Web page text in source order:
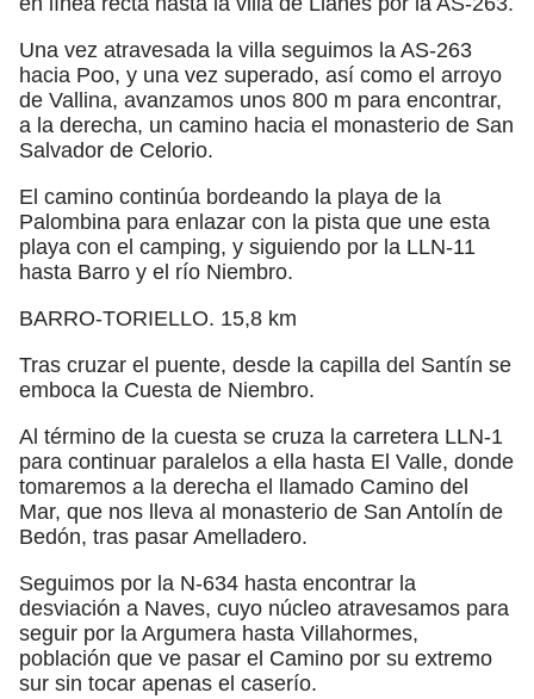
Una vez atravesada la villa seguimos la AS-263
hacia Poo, y una vez superado, así como el arroyo
de Vallina, avanzamos unos 800 m para encontrar,
a la derecha, un camino hacia el monasterio de San
Salvador de Celorio.
El camino continúa bordeando la playa de la
Palombina para enlazar con la pista que une esta
playa con el camping, y siguiendo por la LLN-11
hasta Barro y el río Niembro.
BARRO-TORIELLO. 15,8 km
Tras cruzar el puente, desde la capilla del Santín se
emboca la Cuesta de Niembro.
Al término de la cuesta se cruza la carretera LLN-1
para continuar paralelos a ella hasta El Valle, donde
tomaremos a la derecha el llamado Camino del
Mar, que nos lleva al monasterio de San Antolín de
Bedón, tras pasar Amelladero.
Seguimos por la N-634 hasta encontrar la
desviación a Naves, cuyo núcleo atravesamos para
seguir por la Argumera hasta Villahormes,
población que ve pasar el Camino por su extremo
sur sin tocar apenas el caserío.